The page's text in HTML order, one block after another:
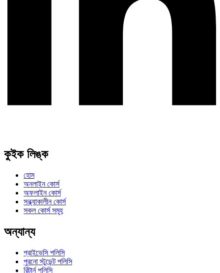
কুইক লিঙ্ক
হোম
অনলাইন কোর্স
অফলাইন কোর্স
সন্ধ্যাকালীন কোর্স
সকল কোর্স সমূহ
অন্যান্য
প্রাইভেসি পলিসি
পুরনো স্টুডেন্ট পলিসি
রিটার্ন পলিসি